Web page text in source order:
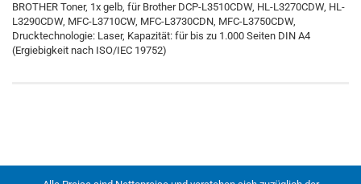
BROTHER Toner, 1x gelb, für Brother DCP-L3510CDW, HL-L3270CDW, HL-
L3290CDW, MFC-L3710CW, MFC-L3730CDN, MFC-L3750CDW,
Drucktechnologie: Laser, Kapazität: für bis zu 1.000 Seiten DIN A4
(Ergiebigkeit nach ISO/IEC 19752)